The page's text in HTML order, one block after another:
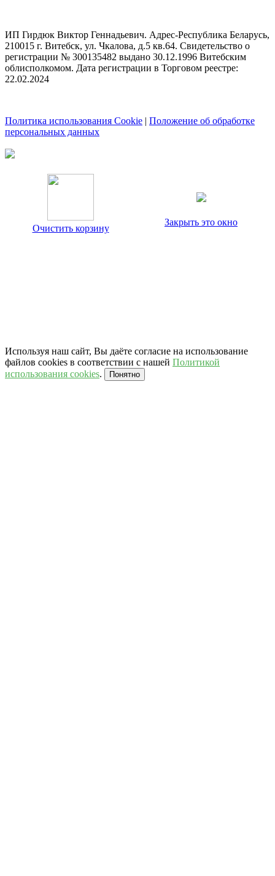
ИП Гирдюк Виктор Геннадьевич. Адрес-Республика Беларусь,
210015 г. Витебск, ул. Чкалова, д.5 кв.64. Свидетельство о
регистрации № 300135482 выдано 30.12.1996 Витебским
облисполкомом. Дата регистрации в Торговом реестре:
22.02.2024
Политика использования Cookie | Положение об обработке
персональных данных
Очистить корзину
Закрыть это окно
Используя наш сайт, Вы даёте согласие на использование
файлов cookies в соответствии с нашей Политикой
использования cookies. Понятно